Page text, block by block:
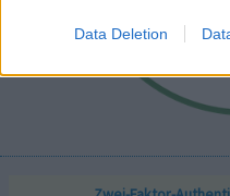
Data Deletion